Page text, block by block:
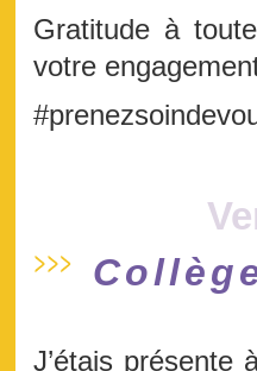
Gratitude à
votre
J’étais présente